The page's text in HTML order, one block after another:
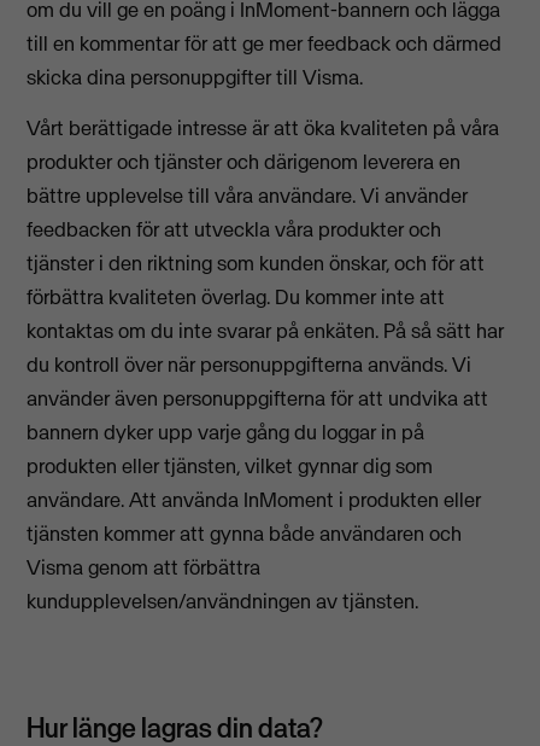
om du vill ge en poäng i InMoment-bannern och lägga
till en kommentar för att ge mer feedback och därmed
skicka dina personuppgifter till Visma.
Vårt berättigade intresse är att öka kvaliteten på våra
produkter och tjänster och därigenom leverera en
bättre upplevelse till våra användare. Vi använder
feedbacken för att utveckla våra produkter och
tjänster i den riktning som kunden önskar, och för att
förbättra kvaliteten överlag. Du kommer inte att
kontaktas om du inte svarar på enkäten. På så sätt har
du kontroll över när personuppgifterna används. Vi
använder även personuppgifterna för att undvika att
bannern dyker upp varje gång du loggar in på
produkten eller tjänsten, vilket gynnar dig som
användare. Att använda InMoment i produkten eller
tjänsten kommer att gynna både användaren och
Visma genom att förbättra
kundupplevelsen/användningen av tjänsten.
Hur länge lagras din data?